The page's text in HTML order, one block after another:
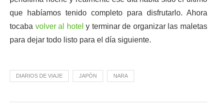
que habíamos tenido completo para disfrutarlo. Ahora
tocaba volver al hotel y terminar de organizar las maletas
para dejar todo listo para el día siguiente.
DIARIOS DE VIAJE JAPÓN NARA